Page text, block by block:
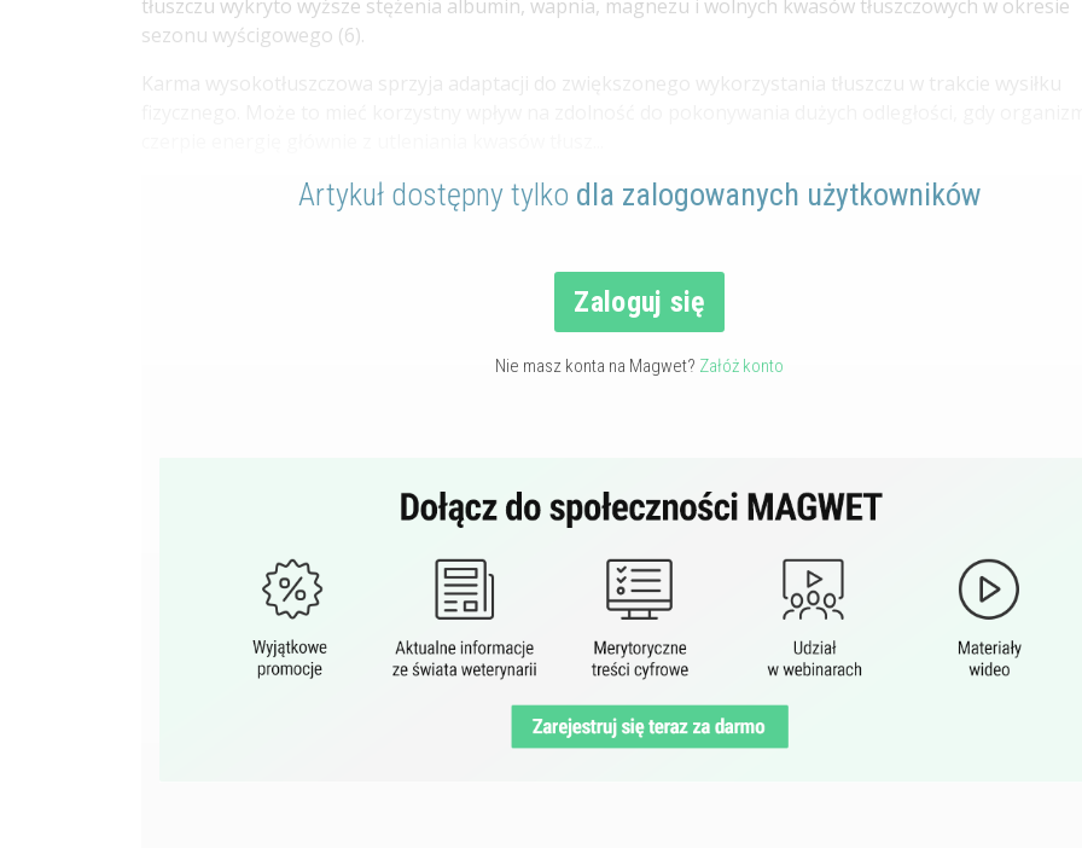
tłuszczu wykryto wyższe stężenia albumin, wapnia, magnezu i wolnych kwasów tłuszczowych w okresie
sezonu wyścigowego (6).
Karma wysokotłuszczowa sprzyja adaptacji do zwiększonego wykorzystania tłuszczu w trakcie wysiłku
Artykuł dostępny tylko dla zalogowanych użytkowników
Zaloguj się
Nie masz konta na Magwet? Załóż konto